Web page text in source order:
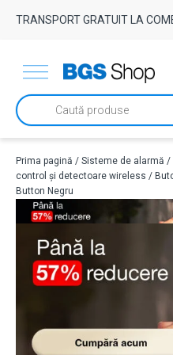
TRANSPORT GRATUIT LA
Products
search
Prima pagină / Sisteme de alarmă /
control și detectoare wireless /
Button Negru